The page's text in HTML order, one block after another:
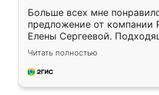
Больше всех мне
предложение от компании
Елены Сергеевой.
короткие сроки
для замера сотрудник
предложил по моему
Читать полностью